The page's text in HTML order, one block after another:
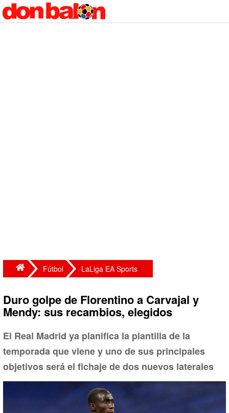
Fútbol LaLiga EA Sports
Duro golpe de Florentino a Carvajal y
Mendy: sus recambios, elegidos
El Real Madrid ya planifica la plantilla de la
temporada que viene y uno de sus principales
objetivos será el fichaje de dos nuevos laterales